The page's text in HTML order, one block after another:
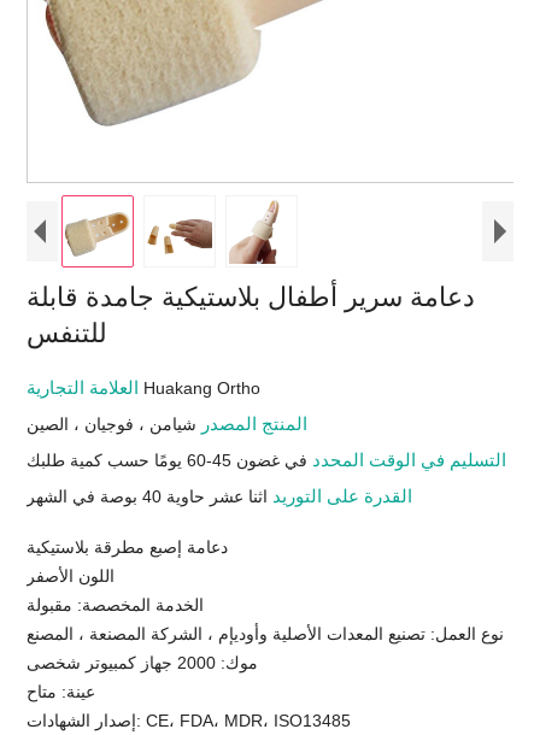
دعامة سرير أطفال بلاستيكية جامدة قابلة
للتنفس
Huakang Ortho
المنتج المصدر شيامن ، فوجيان ، الصين
التسليم في الوقت المحدد في غضون 45-60 يومًا حسب كمية طلبك
القدرة على التوريد اثنا عشر حاوية 40 بوصة في الشهر
دعامة إصبع مطرقة بلاستيكية
اللون الأصفر
الخدمة المخصصة: مقبولة
نوع العمل: تصنيع المعدات الأصلية وأوديإم ، الشركة المصنعة ، المصنع
موك: 2000 جهاز كمبيوتر شخصى
عينة: متاح
إصدار الشهادات: CE، FDA، MDR، ISO13485